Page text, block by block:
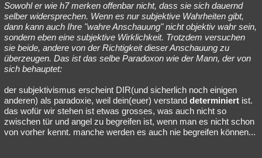
Sowohl er wie h7 merken offenbar nicht, dass sie sich dauernd
selber widersprechen. Wenn es nur subjektive Wahrheiten gibt,
dann kann auch Ihre "wahre Anschauung" nicht objektiv wahr sein,
sondern eben eine subjektive Wirklichkeit. Trotzdem versuchen
sie beide, andere von der Richtigkeit dieser Anschauung zu
überzeugen. Das ist das selbe Paradoxon wie der Mann, der von
sich behauptet:
der subjektivismus erscheint DIR(und sicherlich noch einigen
anderen) als paradoxie, weil dein(euer) verstand determiniert ist.
das wofür wir stehen ist etwas grosses, was auch nicht so
zwischen tür und angel zu begreifen ist, wenn man es nicht schon
von vorher kennt. manche werden es auch nie begreifen können...